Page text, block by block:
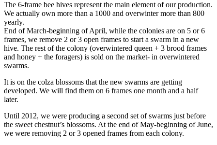
The 6-frame bee hives represent the main element of our production.
We actually own more than a 1000 and overwinter more than 800
yearly.
End of March-beginning of April, while the colonies are on 5 or 6
frames, we remove 2 or 3 open frames to start a swarm in a new
hive. The rest of the colony (overwintered queen + 3 brood frames
and honey + the foragers) is sold on the market- in overwintered
swarms.
It is on the colza blossoms that the new swarms are getting
developed. We will find them on 6 frames one month and a half
later.
Until 2012, we were producing a second set of swarms just before
the sweet chestnut’s blossoms. At the end of May-beginning of June,
we were removing 2 or 3 opened frames from each colony.